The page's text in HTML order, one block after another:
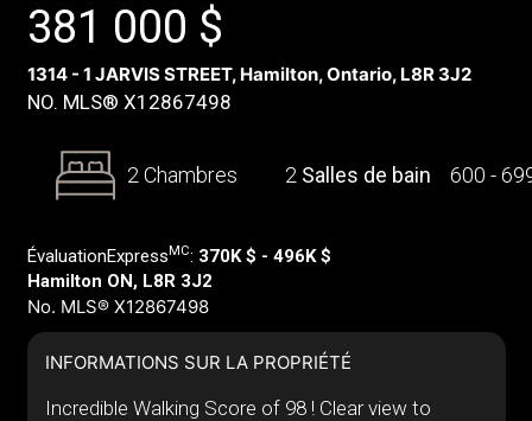
381 000 $
1314 - 1 JARVIS STREET, Hamilton, Ontario, L8R 3J2
NO. MLS® X12867498
2 Chambres 2 Salles de bain 600 -
ÉvaluationExpress MC: 370K $ - 496K $
Hamilton ON, L8R 3J2
No. MLS® X12867498
INFORMATIONS SUR LA PROPRIÉTÉ
Incredible Walking Score of 98 ! Clear view to